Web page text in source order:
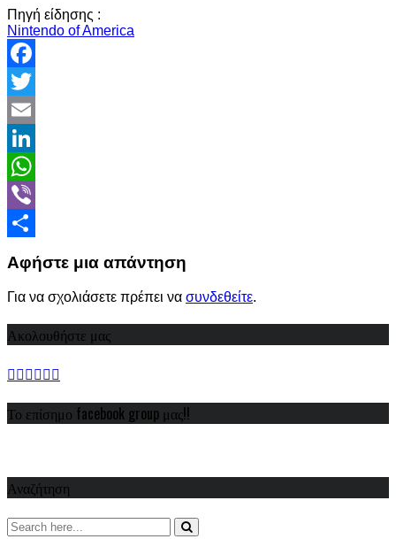
Πηγή είδησης :
Νintendo of America
Facebook
Twitter
Email
LinkedIn
WhatsApp
Viber
Αφήστε μια απάντηση
Για να σχολιάσετε πρέπει να συνδεθείτε.
Ακολουθήστε μας
Το επίσημο facebook group μας!!
Αναζήτηση